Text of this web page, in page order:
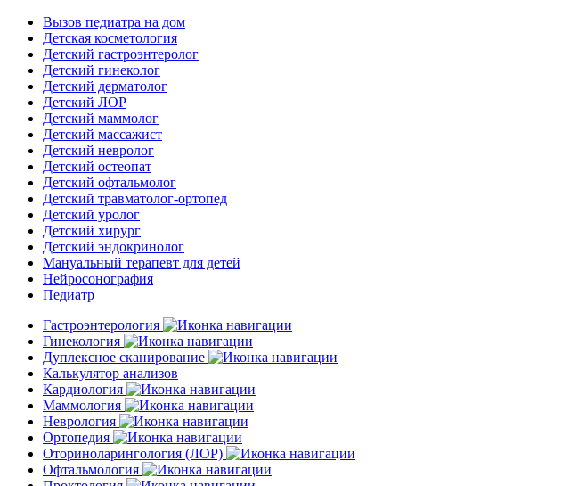
Вызов педиатра на дом
Детская косметология
Детский гастроэнтеролог
Детский гинеколог
Детский дерматолог
Детский ЛОР
Детский маммолог
Детский массажист
Детский невролог
Детский остеопат
Детский офтальмолог
Детский травматолог-ортопед
Детский уролог
Детский хирург
Детский эндокринолог
Мануальный терапевт для детей
Нейросонография
Педиатр
Гастроэнтерология
Гинекология
Дуплексное сканирование
Калькулятор анализов
Кардиология
Маммология
Неврология
Ортопедия
Оториноларингология (ЛОР)
Офтальмология